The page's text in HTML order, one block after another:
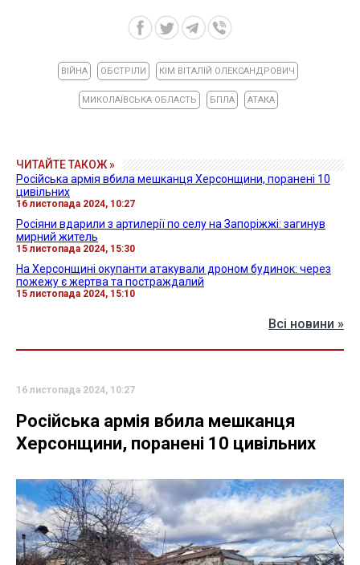
ВІЙНА ОБСТРІЛИ КІМ ВІТАЛІЙ ОЛЕКСАНДРОВИЧ
МИКОЛАЇВСЬКА ОБЛАСТЬ БПЛА АТАКА
ЧИТАЙТЕ ТАКОЖ »
Російська армія вбила мешканця Херсонщини, поранені 10
цивільних
16 листопада 2024, 10:27
Росіяни вдарили з артилерії по селу на Запоріжжі: загинув
мирний житель
15 листопада 2024, 15:30
На Херсонщині окупанти атакували дроном будинок: через
пожежу є жертва та постраждалий
15 листопада 2024, 15:10
Всі новини »
16 листопада 2024, 10:27
Російська армія вбила мешканця
Херсонщини, поранені 10 цивільних